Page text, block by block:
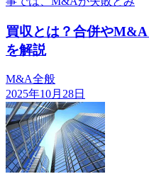
買収とは？合併や
を解説
M&A全般
2025年10月28日